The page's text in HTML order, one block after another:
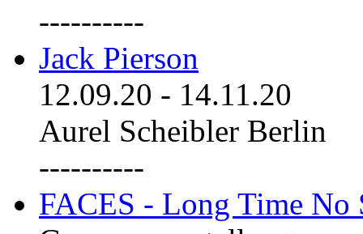
----------
Jack Pierson
12.09.20 - 14.11.20
Aurel Scheibler Berlin
----------
FACES - Long Time No